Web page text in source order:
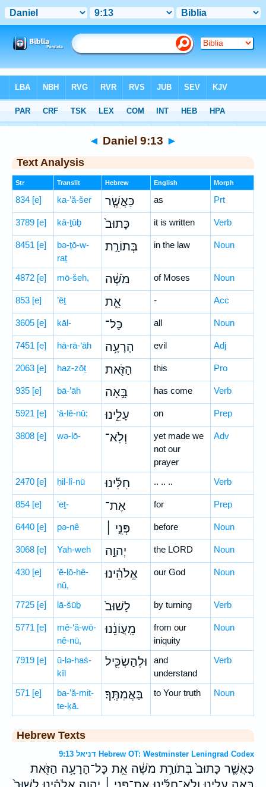
Hebrew> Daniel 9:13
◄ Daniel 9:13 ►
Text Analysis
Str Translit Hebrew English Morph
834 [e] ka-’ă-šer כַּאֲשֶׁ֤ר as Prt
3789 [e] kā-ṯūḇ כָּתוּב֙ it is written Verb
8451 [e]
bə-ṯō-w-
raṯ
בְּתוֹרַ֣ת in the law Noun
4872 [e] mō-šeh, מֹשֶׁ֔ה of Moses Noun
853 [e] ’êṯ אֵ֛ת - Acc
3605 [e] kāl- כָּל־ all Noun
7451 [e] hā-rā-‘āh הָרָעָ֥ה evil Adj
2063 [e] haz-zōṯ הַזֹּ֖את this Pro
935 [e] bā-’āh בָּ֣אָה has come Verb
5921 [e] ‘ā-lê-nū; עָלֵ֑ינוּ on Prep
3808 [e] wə-lō- וְלֹֽא־
yet made we
not our
prayer
Adv
2470 [e] ḥil-lî-nū חִלִּ֜ינוּ .. .. .. Verb
854 [e] ’eṯ- אֶת־ for Prep
6440 [e] pə-nê פְּנֵ֣י ׀ before Noun
3068 [e] Yah-weh יְהוָ֣ה the LORD Noun
430 [e]
’ĕ-lō-hê-
nū,
אֱלֹהֵ֗ינוּ our God Noun
7725 [e] lā-šūḇ לָשׁוּב֙ by turning Verb
5771 [e]
mê-‘ă-wō-
nê-nū,
מֵֽעֲוֹנֵ֔נוּ
from our
iniquity
Noun
7919 [e]
ū-lə-haś-
kîl
וּלְהַשְׂכִּ֖יל
and
understand
Verb
571 [e]
ba-’ă-mit-
te-ḵā.
בַּאֲמִתֶּֽךָ׃ to Your truth Noun
Hebrew Texts
דניאל 9:13 Hebrew OT: Westminster Leningrad Codex
כַּאֲשֶׁ֤ר כָּתוּב֙ בְּתֹורַ֣ת מֹשֶׁ֔ה אֵ֛ת כָּל־הָרָעָ֥ה הַזֹּ֖את